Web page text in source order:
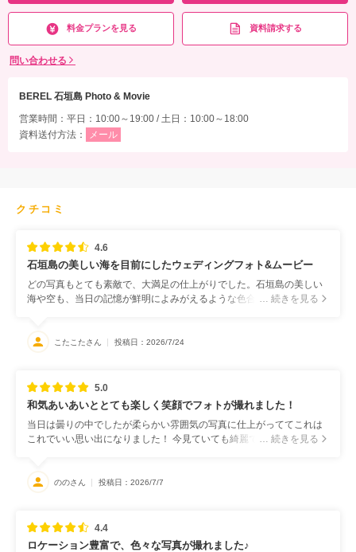
料金プランを見る 資料請求する
問い合わせる
BEREL 石垣島 Photo & Movie
営業時間：平日：10:00～19:00 / 土日：10:00～18:00
資料送付方法：
メール
クチコミ
4.6
石垣島の美しい海を目前にしたウェディングフォト&ムービー
どの写真もとても素敵で、大満足の仕上がりでした。石垣島の美しい
海や空も、当日の記憶が鮮明によみがえるような色合いに仕上がって
写真は想像以上の仕上がりでした。ムービーの完成も今からとても楽
… 続きを見る
こたこたさん 投稿日：2026/7/24
5.0
和気あいあいととても楽しく笑顔でフォトが撮れました！
当日は曇りの中でしたが柔らかい雰囲気の写真に仕上がっててこれは
これでいい思い出になりました！ 今見ていても綺麗でまた行きたくな
も綺麗に消してくれてました笑
… 続きを見る
ののさん 投稿日：2026/7/7
4.4
ロケーション豊富で、色々な写真が撮れました♪